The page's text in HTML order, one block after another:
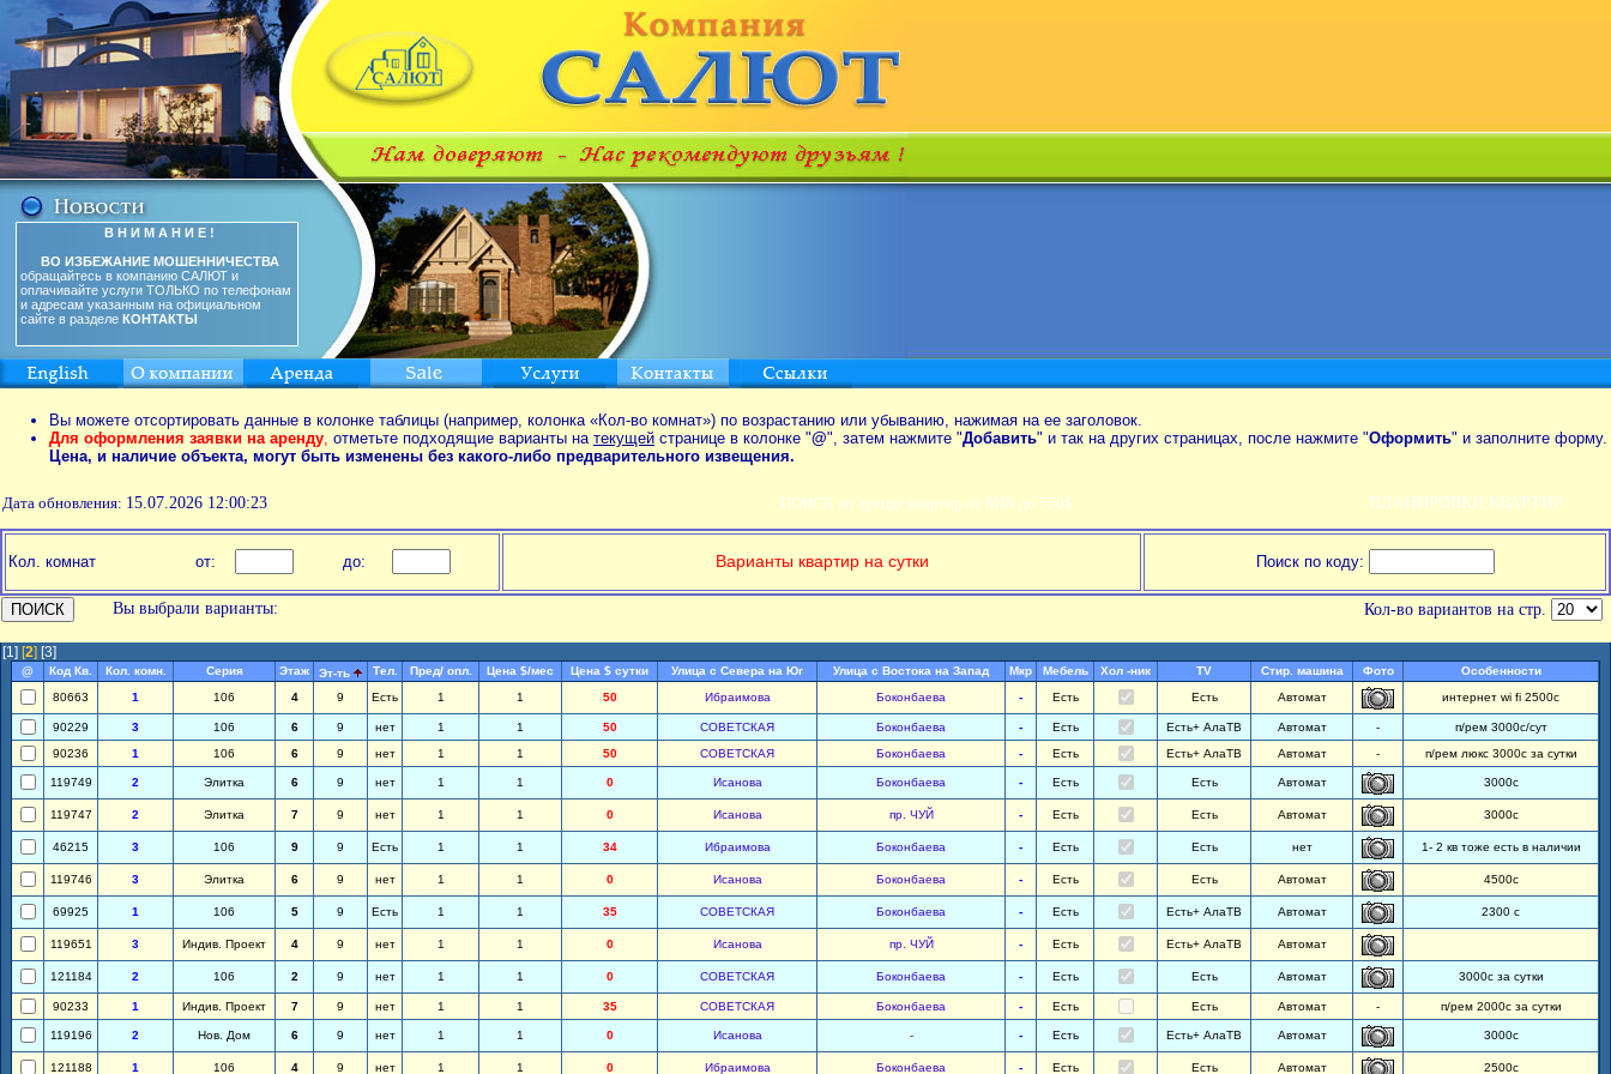
В Н И М А Н И Е !
ВО ИЗБЕЖАНИЕ МОШЕННИЧЕСТВА
обращайтесь в компанию САЛЮТ и
оплачивайте услуги ТОЛЬКО по телефонам
и адресам указанным на официальном
сайте в разделе КОНТАКТЫ
Вы можете отсортировать данные в колонке таблицы (например, колонка «Кол-во комнат») по возрастанию или убыванию, нажимая на ее заголовок.
Для оформления заявки на аренду, отметьте подходящие варианты на текущей странице в колонке "@", затем нажмите "Добавить" и так на других страницах, после нажмите "Оформить" и заполните форму.
Цена, и наличие объекта, могут быть изменены без какого-либо предварительного извещения.
Дата обновления: 15.07.2026 12:00:23 ПОИСК по аренде квартир от MIN до 550$ ПЛАНИРОВКИ КВАРТИР
Кол. комнат от: до: Варианты квартир на сутки Поиск по коду:
Вы выбрали варианты: Кол-во вариантов на стр.
[1] [2] [3]
@ Код Кв. Кол. комн. Серия Этаж Эт-ть Тел. Пред/ опл. Цена $/мес Цена $ сутки Улица с Севера на Юг Улица с Востока на Запад Мкр Мебель Хол -ник TV Стир. машина Фото
Особенности
80663
1 106 4 9 Есть 1 1 50 Ибраимова Боконбаева - Есть Есть Автомат интернет wi fi 2500с
90229 3 106 6 9 нет 1 1 50 СОВЕТСКАЯ Боконбаева - Есть Есть+ АлаТВ Автомат -
п/рем 3000с/сут
90236
1 106 6 9 нет 1 1 50 СОВЕТСКАЯ Боконбаева - Есть Есть+ АлаТВ Автомат - п/рем люкс 3000с за сутки
119749 2 Элитка 6 9 нет 1 1 0 Исанова Боконбаева - Есть Есть Автомат 3000с
119747 2 Элитка 7 9 нет 1 1 0 Исанова пр. ЧУЙ - Есть Есть Автомат 3000с
46215 3 106 9 9 Есть 1 1 34 Ибраимова Боконбаева - Есть Есть нет 1- 2 кв тоже есть в наличии
119746 3 Элитка 6 9 нет 1 1 0 Исанова Боконбаева - Есть Есть Автомат 4500с
69925 1 106 5 9 Есть 1 1 35 СОВЕТСКАЯ Боконбаева - Есть Есть+ АлаТВ Автомат 2300 с
119651 3 Индив. Проект 4 9 нет 1 1 0 Исанова пр. ЧУЙ - Есть Есть+ АлаТВ Автомат
121184 2 106 2 9 нет 1 1 0 СОВЕТСКАЯ Боконбаева - Есть Есть Автомат 3000с за сутки
90233 1 Индив. Проект 7 9 нет 1 1 35 СОВЕТСКАЯ Боконбаева - Есть Есть Автомат - п/рем 2000с за сутки
119196 2 Нов. Дом 6 9 нет 1 1 0 Исанова - - Есть Есть+ АлаТВ Автомат 3000с
121188 1 106 4 9 нет 1 1 0 Ибраимова Боконбаева - Есть Есть Автомат 2500с